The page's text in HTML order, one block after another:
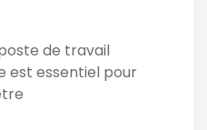
de travail
est essentiel pour